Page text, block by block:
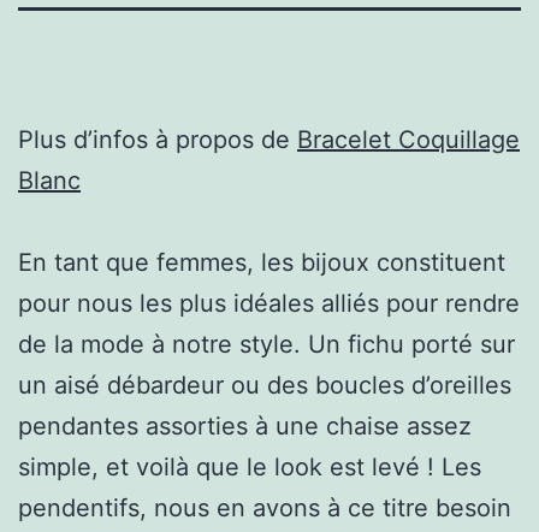
Plus d’infos à propos de Bracelet Coquillage
Blanc
En tant que femmes, les bijoux constituent
pour nous les plus idéales alliés pour rendre
de la mode à notre style. Un fichu porté sur
un aisé débardeur ou des boucles d’oreilles
pendantes assorties à une chaise assez
simple, et voilà que le look est levé ! Les
pendentifs, nous en avons à ce titre besoin